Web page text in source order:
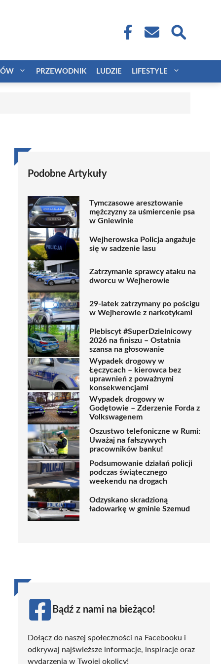
PRZEWODNIK LUDZIE LIFESTYLE
Podobne Artykuły
Tymczasowe aresztowanie
mężczyzny za uśmiercenie psa
w Gniewinie
Wejherowska Policja angażuje
się w sadzenie lasu
Zatrzymanie sprawcy ataku na
dworcu w Wejherowie
29-latek zatrzymany po pościgu
w Wejherowie z narkotykami
Plebiscyt #SuperDzielnicowy
2026 na finiszu – Ostatnia
szansa na głosowanie
Wypadek drogowy w
Łęczycach – kierowca bez
uprawnień z poważnymi
konsekwencjami
Wypadek drogowy w
Godętowie – Zderzenie Forda z
Volkswagenem
Oszustwo telefoniczne w Rumi:
Uważaj na fałszywych
pracowników banku!
Podsumowanie działań policji
podczas świątecznego
weekendu na drogach
Odzyskano skradzioną
ładowarkę w gminie Szemud
Bądź z nami na bieżąco!
Dołącz do naszej społeczności na Facebooku i
odkrywaj najświeższe informacje, inspiracje oraz
wydarzenia w Twojej okolicy!